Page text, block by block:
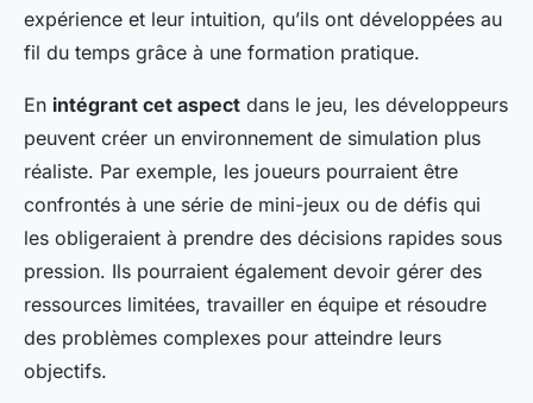
expérience et leur intuition, qu’ils ont développées au
fil du temps grâce à une formation pratique.
En intégrant cet aspect dans le jeu, les développeurs
peuvent créer un environnement de simulation plus
réaliste. Par exemple, les joueurs pourraient être
confrontés à une série de mini-jeux ou de défis qui
les obligeraient à prendre des décisions rapides sous
pression. Ils pourraient également devoir gérer des
ressources limitées, travailler en équipe et résoudre
des problèmes complexes pour atteindre leurs
objectifs.